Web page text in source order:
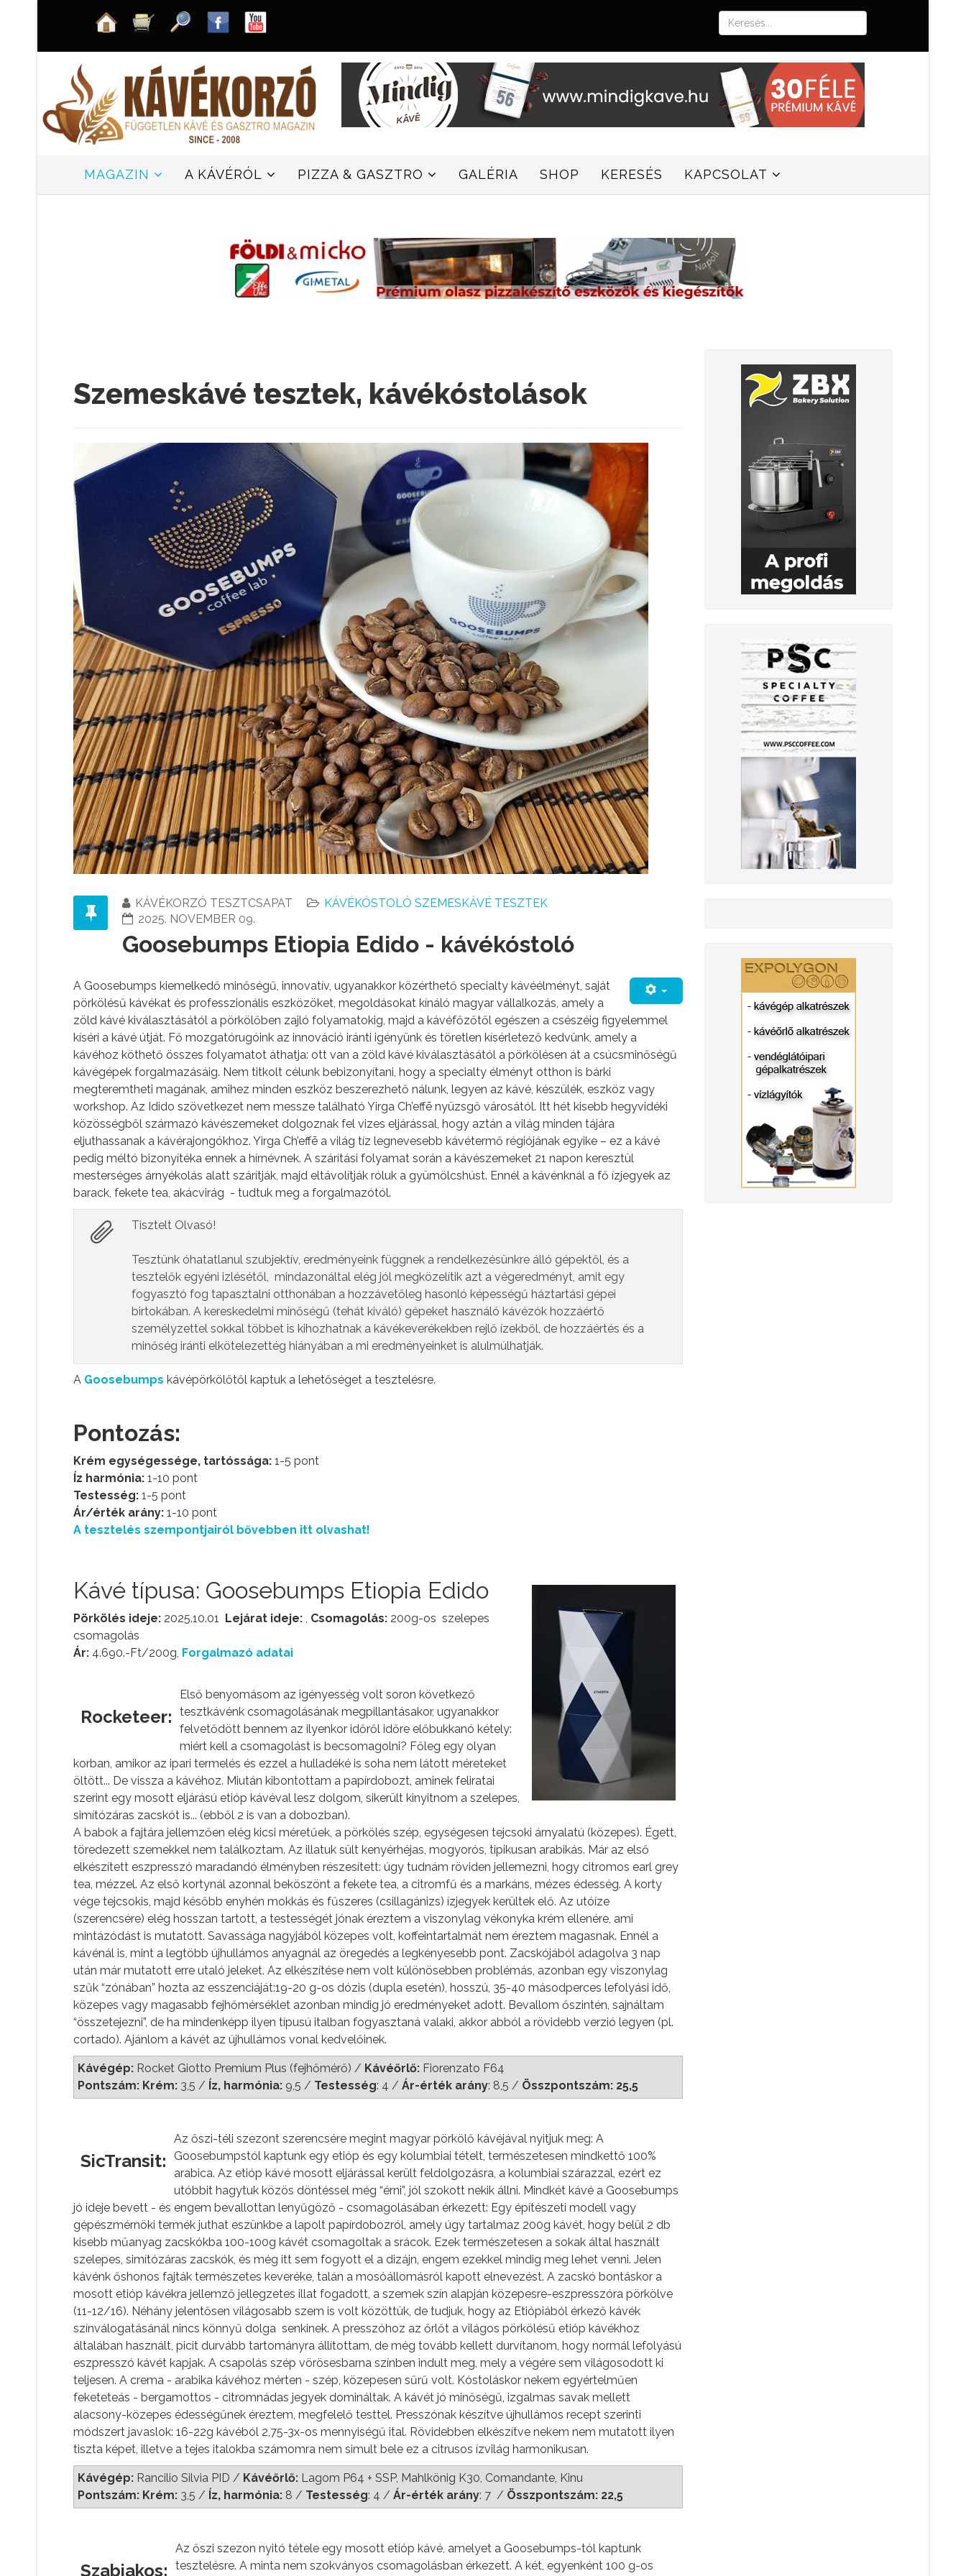
MAGAZIN A KÁVÉRÓL PIZZA & GASZTRO GALÉRIA SHOP KERESÉS KAPCSOLAT
Szemeskávé tesztek, kávékóstolások
KÁVÉKORZÓ TESZTCSAPAT
KÁVÉKÓSTOLÓ SZEMESKÁVÉ TESZTEK
2025. NOVEMBER 09.
Goosebumps Etiopia Edido - kávékóstoló
A Goosebumps kiemelkedő minőségű, innovatív, ugyanakkor közérthető specialty kávéélményt, saját
pörkölésű kávékat és professzionális eszközöket, megoldásokat kínáló magyar vállalkozás, amely a
zöld kávé kiválasztásától a pörkölőben zajló folyamatokig, majd a kávéfőzőtől egészen a csészéig figyelemmel
kíséri a kávé útját. Fő mozgatórugóink az innováció iránti igényünk és töretlen kísérletező kedvünk, amely a
kávéhoz köthető összes folyamatot áthatja: ott van a zöld kávé kiválasztásától a pörkölésen át a csúcsminőségű
kávégépek forgalmazásáig. Nem titkolt célunk bebizonyítani, hogy a specialty élményt otthon is bárki
megteremtheti magának, amihez minden eszköz beszerezhető nálunk, legyen az kávé, készülék, eszköz vagy
workshop. Az Idido szövetkezet nem messze található Yirga Ch’effē nyüzsgő városától. Itt hét kisebb hegyvidéki
közösségből származó kávészemeket dolgoznak fel vizes eljárással, hogy aztán a világ minden tájára
eljuthassanak a kávérajongókhoz. Yirga Ch’effē a világ tíz legnevesebb kávétermő régiójának egyike – ez a kávé
pedig méltó bizonyítéka ennek a hírnévnek. A szárítási folyamat során a kávészemeket 21 napon keresztül
mesterséges árnyékolás alatt szárítják, majd eltávolítják róluk a gyümölcshúst. Ennél a kávénknál a fő ízjegyek az
barack, fekete tea, akácvirág - tudtuk meg a forgalmazótól.
Tisztelt Olvasó!
Tesztünk óhatatlanul szubjektív, eredményeink függnek a rendelkezésünkre álló gépektől, és a
tesztelők egyéni izlésétől, mindazonáltal elég jól megközelítik azt a végeredményt, amit egy
fogyasztó fog tapasztalni otthonában a hozzávetőleg hasonló képességű háztartási gépei
birtokában. A kereskedelmi minőségű (tehát kiváló) gépeket használó kávézók hozzáértő
személyzettel sokkal többet is kihozhatnak a kávékeverékekben rejlő ízekből, de hozzáértés és a
minőség iránti elkötelezettég hiányában a mi eredményeinket is alulmúlhatják.
A Goosebumps kávépörkölőtől kaptuk a lehetőséget a tesztelésre.
Pontozás:
Krém egységessége, tartóssága: 1-5 pont
Íz harmónia: 1-10 pont
Testesség: 1-5 pont
Ár/érték arány: 1-10 pont
A tesztelés szempontjairól bővebben itt olvashat!
Kávé típusa: Goosebumps Etiopia Edido
Pörkölés ideje: 2025.10.01 Lejárat ideje: , Csomagolás: 200g-os szelepes
csomagolás
Ár: 4.690.-Ft/200g, Forgalmazó adatai
Rocketeer:
Első benyomásom az igényesség volt soron következő
tesztkávénk csomagolásának megpillantásakor, ugyanakkor
felvetődött bennem az ilyenkor időről időre előbukkanó kétely:
miért kell a csomagolást is becsomagolni? Főleg egy olyan
korban, amikor az ipari termelés és ezzel a hulladéké is soha nem látott méreteket
öltött... De vissza a kávéhoz. Miután kibontottam a papírdobozt, aminek feliratai
szerint egy mosott eljárású etióp kávéval lesz dolgom, sikerült kinyitnom a szelepes,
simítózáras zacskót is... (ebből 2 is van a dobozban).
A babok a fajtára jellemzően elég kicsi méretűek, a pörkölés szép, egységesen tejcsoki árnyalatú (közepes). Égett,
töredezett szemekkel nem találkoztam. Az illatuk sült kenyérhéjas, mogyorós, tipikusan arabikás. Már az első
elkészített eszpresszó maradandó élményben részesített: úgy tudnám röviden jellemezni, hogy citromos earl grey
tea, mézzel. Az első kortynál azonnal beköszönt a fekete tea, a citromfű és a markáns, mézes édesség. A korty
vége tejcsokis, majd később enyhén mokkás és fűszeres (csillagánizs) ízjegyek kerültek elő. Az utóíze
(szerencsére) elég hosszan tartott, a testességét jónak éreztem a viszonylag vékonyka krém ellenére, ami
mintázódást is mutatott. Savassága nagyjából közepes volt, koffeintartalmát nem éreztem magasnak. Ennél a
kávénál is, mint a legtöbb újhullámos anyagnál az öregedés a legkényesebb pont. Zacskójából adagolva 3 nap
után már mutatott erre utaló jeleket. Az elkészítése nem volt különösebben problémás, azonban egy viszonylag
szűk “zónában” hozta az esszenciáját:19-20 g-os dózis (dupla esetén), hosszú, 35-40 másodperces lefolyási idő,
közepes vagy magasabb fejhőmérséklet azonban mindig jó eredményeket adott. Bevallom őszintén, sajnáltam
“összetejezni”, de ha mindenképp ilyen típusú italban fogyasztaná valaki, akkor abból a rövidebb verzió legyen (pl.
cortado). Ajánlom a kávét az újhullámos vonal kedvelőinek.
Kávégép: Rocket Giotto Premium Plus (fejhőmérő) / Kávéőrlő: Fiorenzato F64
Pontszám: Krém: 3,5 / Íz, harmónia: 9,5 / Testesség: 4 / Ár-érték arány: 8,5 / Összpontszám: 25,5
SicTransit:
Az őszi-téli szezont szerencsére megint magyar pörkölő kávéjával nyitjuk meg: A
Goosebumpstól kaptunk egy etióp és egy kolumbiai tételt, természetesen mindkettő 100%
arabica. Az etióp kávé mosott eljárással került feldolgozásra, a kolumbiai szárazzal, ezért ez
utóbbit hagytuk közös döntéssel még “érni”, jól szokott nekik állni. Mindkét kávé a Goosebumps
jó ideje bevett - és engem bevallottan lenyűgöző - csomagolásában érkezett: Egy építészeti modell vagy
gépészmérnöki termék juthat eszünkbe a lapolt papírdobozról, amely úgy tartalmaz 200g kávét, hogy belül 2 db
kisebb műanyag zacskókba 100-100g kávét csomagoltak a srácok. Ezek természetesen a sokak által használt
szelepes, simítózáras zacskók, és még itt sem fogyott el a dizájn, engem ezekkel mindig meg lehet venni. Jelen
kávénk őshonos fajták természetes keveréke, talán a mosóállomásról kapott elnevezést. A zacskó bontáskor a
mosott etióp kávékra jellemző jellegzetes illat fogadott, a szemek szín alapján közepesre-eszpresszóra pörkölve
(11-12/16). Néhány jelentősen világosabb szem is volt közöttük, de tudjuk, hogy az Etiópiából érkező kávék
színválogatásánál nincs könnyű dolga senkinek. A presszóhoz az őrlőt a világos pörkölésű etióp kávékhoz
általában használt, picit durvább tartományra állítottam, de még tovább kellett durvítanom, hogy normál lefolyású
eszpresszó kávét kapjak. A csapolás szép vörösesbarna színben indult meg, mely a végére sem világosodott ki
teljesen. A crema - arabika kávéhoz mérten - szép, közepesen sűrű volt. Kóstoláskor nekem egyértelműen
feketeteás - bergamottos - citromnádas jegyek domináltak. A kávét jó minőségű, izgalmas savak mellett
alacsony-közepes édességűnek éreztem, megfelelő testtel. Presszónak készítve újhullámos recept szerinti
módszert javaslok: 16-22g kávéból 2,75-3x-os mennyiségű ital. Rövidebben elkészítve nekem nem mutatott ilyen
tiszta képet, illetve a tejes italokba számomra nem simult bele ez a citrusos ízvilág harmonikusan.
Kávégép: Rancilio Silvia PID / Kávéőrlő: Lagom P64 + SSP, Mahlkönig K30, Comandante, Kinu
Pontszám: Krém: 3,5 / Íz, harmónia: 8 / Testesség: 4 / Ár-érték arány: 7 / Összpontszám: 22,5
Szabiakos:
Az őszi szezon nyitó tétele egy mosott etióp kávé, amelyet a Goosebumps-tól kaptunk
tesztelésre. A minta nem szokványos csomagolásban érkezett. A két, egyenként 100 g-os